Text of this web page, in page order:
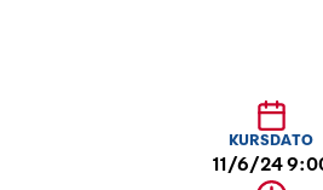
KURSDATO
11/6/24